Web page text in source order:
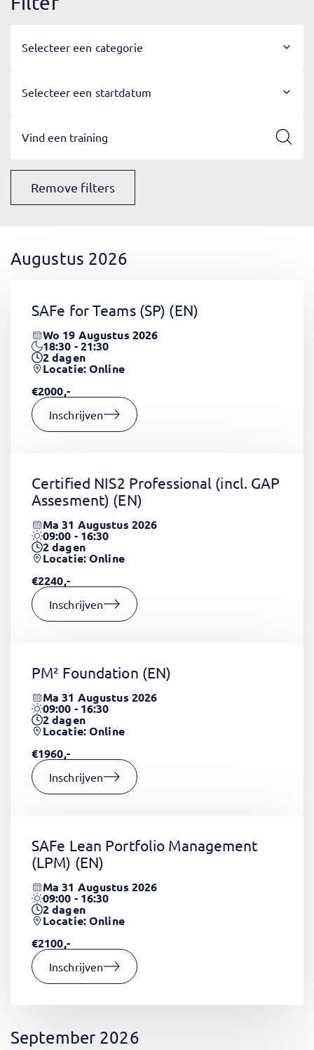
Selecteer een categorie
Selecteer een startdatum
Remove filters
Augustus 2026
SAFe for Teams (SP) (EN)
Wo 19 Augustus 2026
18:30 - 21:30
2dagen
Locatie: Online
€2000,-
Inschrijven
Certified NIS2 Professional (incl. GAP
Assesment) (EN)
Ma 31 Augustus 2026
09:00 - 16:30
2dagen
Locatie: Online
€2240,-
Inschrijven
PM² Foundation (EN)
Ma 31 Augustus 2026
09:00 - 16:30
2dagen
Locatie: Online
€1960,-
Inschrijven
SAFe Lean Portfolio Management
(LPM) (EN)
Ma 31 Augustus 2026
09:00 - 16:30
2dagen
Locatie: Online
€2100,-
Inschrijven
September 2026